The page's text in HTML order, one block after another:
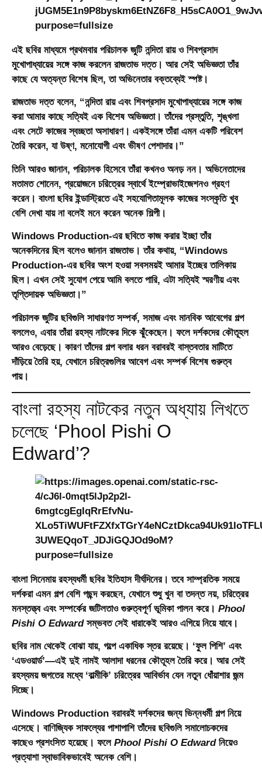
এই ছবির মাধ্যমে প্রথমবার পরিচালক জুটি নন্দিতা রায় ও শিবপ্রসাদ
মুখোপাধ্যায়ের সঙ্গে কাজ করলেন রাজতাভ দত্ত। আর সেই অভিজ্ঞতা তাঁর
কাছে যে অত্যন্ত বিশেষ ছিল, তা অভিনেতার বক্তব্যেই স্পষ্ট।
রাজতাভ দত্ত বলেন, “নন্দিতা রায় এবং শিবপ্রসাদ মুখোপাধ্যায়ের সঙ্গে কাজ
করা আমার কাছে সত্যিই এক বিশেষ অভিজ্ঞতা। তাঁদের প্রস্তুতি, শৃঙ্খলা
এবং সেটে কাজের স্বচ্ছতা অসাধারণ। একইসঙ্গে তাঁরা এমন একটি পরিবেশ
তৈরি করেন, যা উষ্ণ, মনোযোগী এবং ভীষণ পেশাদার।”
তিনি আরও জানান, পরিচালক হিসেবে তাঁরা কখনও অনড় নন। অভিনেতাদের
মতামত শোনেন, প্রয়োজনে চরিত্রের স্বার্থে ইম্প্রোভাইজেশনও গ্রহণ
করেন। বাংলা ছবির ইন্ডাস্ট্রিতে এই সহযোগিতামূলক কাজের সংস্কৃতি খুব
বেশি দেখা যায় না বলেই মনে করেন অনেক শিল্পী।
Windows Production-এর ছবিতে কাজ করার ইচ্ছা তাঁর
অনেকদিনের ছিল বলেও জানান রাজতাভ। তাঁর কথায়, “Windows
Production-এর ছবির অংশ হওয়া সবসময়ই আমার ইচ্ছের তালিকায়
ছিল। এখন সেই সুযোগ পেয়ে আমি বলতে পারি, এটা সত্যিই স্মরণীয় এবং
তৃপ্তিদায়ক অভিজ্ঞতা।”
পরিচালক জুটির ছবিগুলি সাধারণত সম্পর্ক, সমাজ এবং মানবিক আবেগের গল্প
বললেও, এবার তাঁরা রহস্য নাটকের দিকে ঝুঁকেছেন। ফলে দর্শকদের কৌতূহল
আরও বেড়েছে। কারণ তাঁদের গল্প বলার ধরন বরাবরই বাস্তবতার মাটিতে
দাঁড়িয়ে তৈরি হয়, যেখানে চরিত্রগুলির আবেগ এবং সম্পর্ক বিশেষ গুরুত্ব
পায়।
বাংলা রহস্য নাটকের নতুন অধ্যায় লিখতে
চলেছে ‘Phool Pishi O
Edward’?
বাংলা সিনেমায় রহস্যধর্মী ছবির ইতিহাস দীর্ঘদিনের। তবে সাম্প্রতিক সময়ে
দর্শকরা এমন গল্প বেশি পছন্দ করছেন, যেখানে শুধু খুন বা তদন্ত নয়, চরিত্রের
মনস্তত্ত্ব এবং সম্পর্কের জটিলতাও গুরুত্বপূর্ণ ভূমিকা পালন করে। Phool
Pishi O Edwardসম্ভবত সেই ধারাকেই আরও এগিয়ে নিয়ে যাবে।
ছবির নাম থেকেই বোঝা যায়, গল্পে একাধিক স্তর রয়েছে। ‘ফুল পিশি’ এবং
‘এডওয়ার্ড’—এই দুই নামই আলাদা ধরনের কৌতূহল তৈরি করে। আর সেই
রহস্যময় জগতের মধ্যে ‘বাল্মীকি’ চরিত্রের আবির্ভাব যেন নতুন ধোঁয়াশার জন্ম
দিচ্ছে।
Windows Production বরাবরই দর্শকদের জন্য ভিন্নধর্মী গল্প নিয়ে
এসেছে। বাণিজ্যিক সাফল্যের পাশাপাশি তাঁদের ছবিগুলি সমালোচকদের
কাছেও প্রশংসিত হয়েছে। ফলে Phool Pishi O Edwardনিয়েও
প্রত্যাশা স্বাভাবিকভাবেই অনেক বেশি।